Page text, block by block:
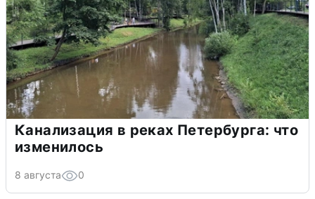
Канализация в реках Петербурга: что
изменилось
8 августа 0